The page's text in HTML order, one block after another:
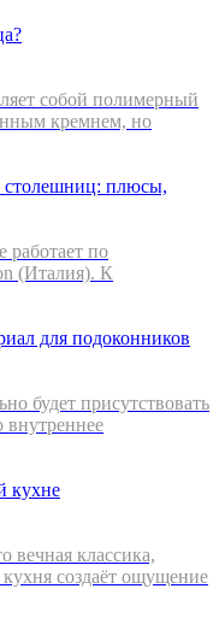
собой полимерный
кремнем, но
столешниц: плюсы,
работает по
(Италия). К
для подоконников
будет присутствовать
кухне
вечная классика,
кухня создаёт ощущение